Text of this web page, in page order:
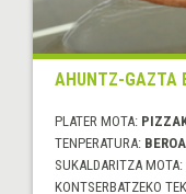
AHUNTZ-GAZTA
PLATER MOTA:
TENPERATURA: BEROA
SUKALDARITZA MOTA:
KONTSERBATZEKO